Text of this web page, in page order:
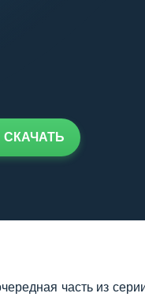
СКАЧАТЬ
часть из